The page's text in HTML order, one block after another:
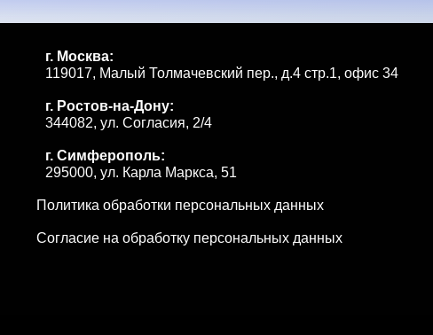
г. Москва:
119017, Малый Толмачевский пер., д.4 стр.1, офис 34
г. Ростов-на-Дону:
344082, ул. Согласия, 2/4
г. Симферополь:
295000, ул. Карла Маркса, 51
Политика обработки персональных данных
Согласие на обработку персональных данных